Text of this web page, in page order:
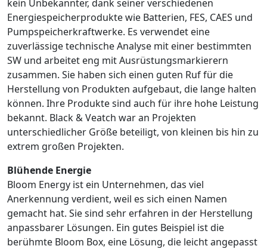
kein Unbekannter, dank seiner verschiedenen
Energiespeicherprodukte wie Batterien, FES, CAES und
Pumpspeicherkraftwerke. Es verwendet eine
zuverlässige technische Analyse mit einer bestimmten
SW und arbeitet eng mit Ausrüstungsmarkierern
zusammen. Sie haben sich einen guten Ruf für die
Herstellung von Produkten aufgebaut, die lange halten
können. Ihre Produkte sind auch für ihre hohe Leistung
bekannt. Black & Veatch war an Projekten
unterschiedlicher Größe beteiligt, von kleinen bis hin zu
extrem großen Projekten.
Blühende Energie
Bloom Energy ist ein Unternehmen, das viel
Anerkennung verdient, weil es sich einen Namen
gemacht hat. Sie sind sehr erfahren in der Herstellung
anpassbarer Lösungen. Ein gutes Beispiel ist die
berühmte Bloom Box, eine Lösung, die leicht angepasst